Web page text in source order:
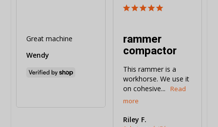
Great machine
Wendy
rammer
compactor
This rammer is a
workhorse. We use it
on cohesive...
Riley F.